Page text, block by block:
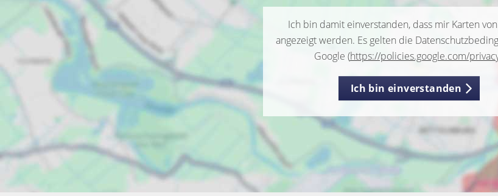
Ich bin damit einverstanden, dass mir Karten
angezeigt werden. Es gelten die
Google (https://policies.google.com/
Ich bin einverstanden